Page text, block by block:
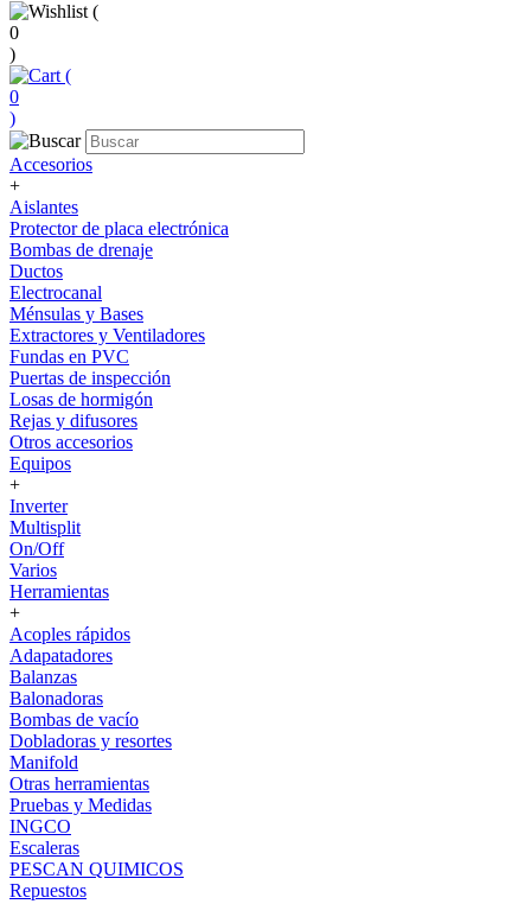
(
0
)
(
0
)
Accesorios
+
Aislantes
Protector de placa electrónica
Bombas de drenaje
Ductos
Electrocanal
Ménsulas y Bases
Extractores y Ventiladores
Fundas en PVC
Puertas de inspección
Losas de hormigón
Rejas y difusores
Otros accesorios
Equipos
+
Inverter
Multisplit
On/Off
Varios
Herramientas
+
Acoples rápidos
Adapatadores
Balanzas
Balonadoras
Bombas de vacío
Dobladoras y resortes
Manifold
Otras herramientas
Pruebas y Medidas
INGCO
Escaleras
PESCAN QUIMICOS
Repuestos